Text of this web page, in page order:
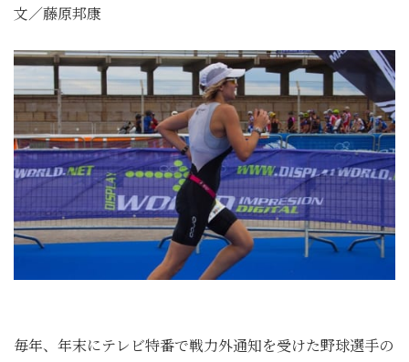
文／藤原邦康
毎年、年末にテレビ特番で戦力外通知を受けた野球選手の